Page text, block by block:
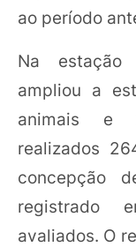
ao período
Na estação
ampliou a
animais e
realizados
concepção
registrado
avaliados. O